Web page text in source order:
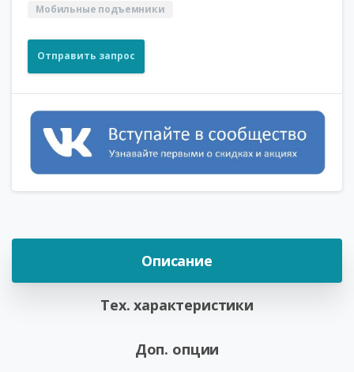
Мобильные подъемники
Отправить запрос
Описание
Тех. характеристики
Доп. опции